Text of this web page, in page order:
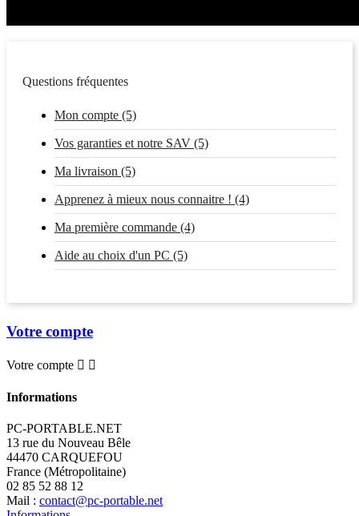
Questions fréquentes
Mon compte (5)
Vos garanties et notre SAV (5)
Ma livraison (5)
Apprenez à mieux nous connaitre ! (4)
Ma première commande (4)
Aide au choix d'un PC (5)
Votre compte
Votre compte  
Informations
PC-PORTABLE.NET
13 rue du Nouveau Bêle
44470 CARQUEFOU
France (Métropolitaine)
02 85 52 88 12
Mail : contact@pc-portable.net